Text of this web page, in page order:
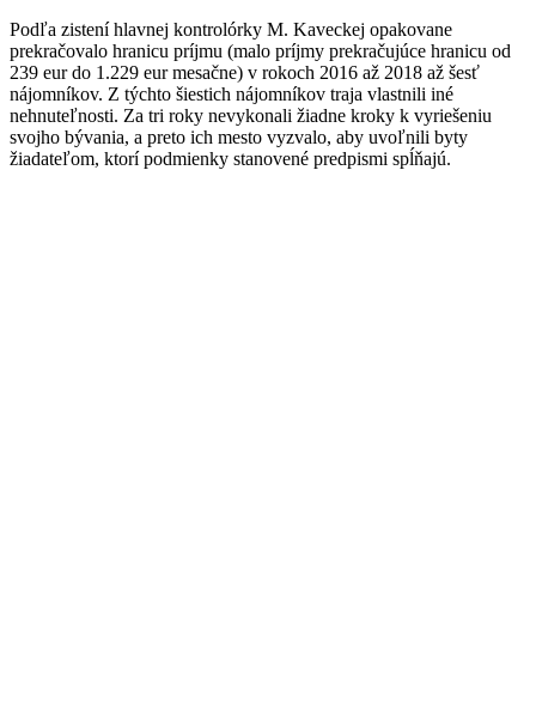
Podľa zistení hlavnej kontrolórky M. Kaveckej opakovane
prekračovalo hranicu príjmu (malo príjmy prekračujúce hranicu od
239 eur do 1.229 eur mesačne) v rokoch 2016 až 2018 až šesť
nájomníkov. Z týchto šiestich nájomníkov traja vlastnili iné
nehnuteľnosti. Za tri roky nevykonali žiadne kroky k vyriešeniu
svojho bývania, a preto ich mesto vyzvalo, aby uvoľnili byty
žiadateľom, ktorí podmienky stanovené predpismi spĺňajú.